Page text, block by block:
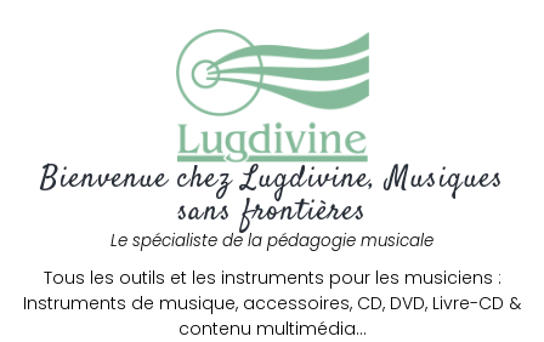
Bienvenue chez Lugdivine, Musiques
sans frontières
Le spécialiste de la pédagogie musicale
Tous les outils et les instruments pour les musiciens :
Instruments de musique, accessoires, CD, DVD, Livre-CD &
contenu multimédia…